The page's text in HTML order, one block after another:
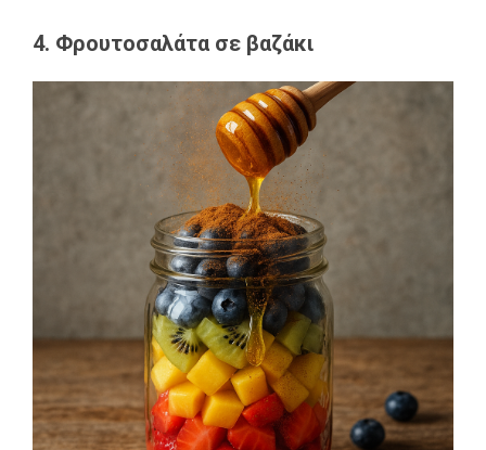
4. Φρουτοσαλάτα σε βαζάκι